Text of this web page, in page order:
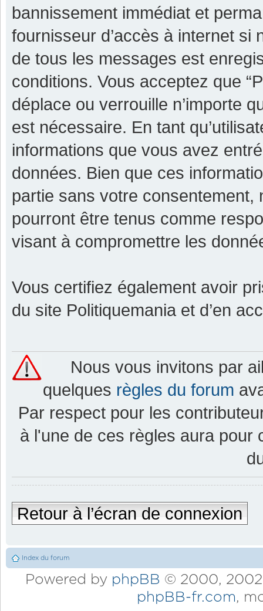
bannissement immédiat et
fournisseur d’accès à internet si
de tous les messages est
conditions. Vous acceptez que
déplace ou verrouille n’importe
est nécessaire. En tant
informations que vous avez
données. Bien que ces
partie sans votre consentement,
pourront être tenus comme
visant à compromettre les
Vous certifiez également avoir
du site Politiquemania et d’en
Nous vous invitons par
quelques règles du forum
Par respect pour les
à l'une de ces règles aura pour
Retour à l’écran de connexion
Index du forum
Powered by phpBB © 2000,
phpBB-fr.com,